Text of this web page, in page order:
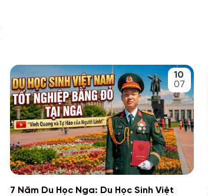
10
07
7 Năm Du Học Nga: Du Học Sinh Việt